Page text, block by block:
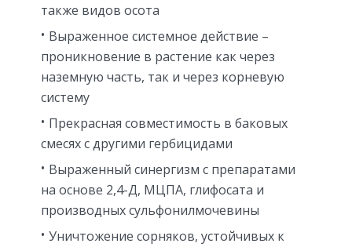
также видов осота
Выраженное системное действие –
проникновение в растение как через
наземную часть, так и через корневую
систему
Прекрасная совместимость в баковых
смесях с другими гербицидами
Выраженный синергизм с препаратами
на основе 2,4-Д, МЦПА, глифосата и
производных сульфонилмочевины
Уничтожение сорняков, устойчивых к